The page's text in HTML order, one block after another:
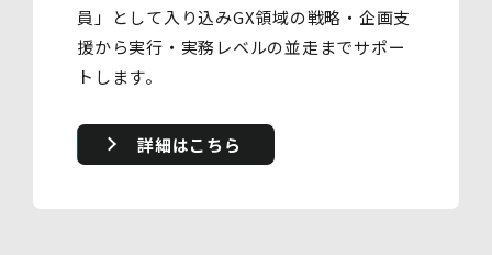
員」として入り込みGX領域の戦略・企画支
援から実行・実務レベルの並走までサポー
トします。
詳細はこちら